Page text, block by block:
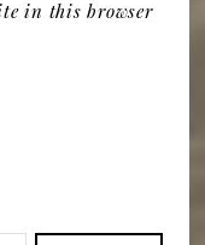
in this browser